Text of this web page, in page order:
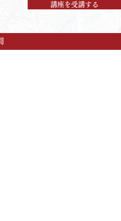
講座を受講する